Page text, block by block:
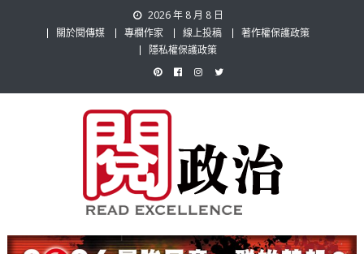
2026 年 8 月 8 日
關於閱傳媒
專欄作家 線上投稿
著作權保護政策
隱私權保護政策
閱政治 Read Gov News
題，也要專業評論，閱政治與多元的政治評論家與專欄作家邀稿合作，